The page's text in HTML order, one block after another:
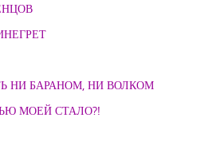
НИ БАРАНОМ, НИ ВОЛКОМ
МОЕЙ СТАЛО?!